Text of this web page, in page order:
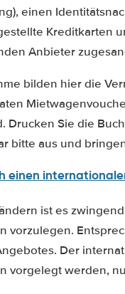
einen
Kreditkarten
Anbieter
bilden hier die
Drucken Sie die
bitte aus und
einen
ist es
vorzulegen.
Der
vorgelegt werden,